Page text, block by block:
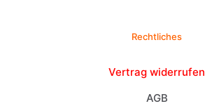
Rechtliches
Vertrag widerrufen
AGB